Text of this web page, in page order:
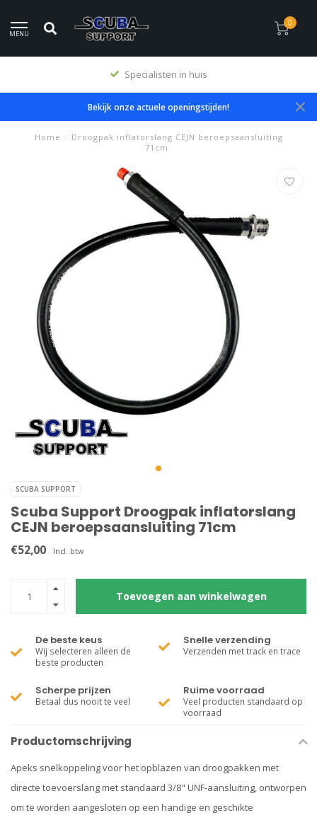
MENU
0
Specialisten in huis
Bekijk onze actuele openingstijden!
Home / Droogpak inflatorslang CEJN beroepsaansluiting
71cm
SCUBA SUPPORT
Scuba Support Droogpak inflatorslang
CEJN beroepsaansluiting 71cm
€52,00 Incl. btw
Toevoegen aan winkelwagen
De beste keus
Wij selecteren alleen de
beste producten
Snelle verzending
Verzenden met track en trace
Scherpe prijzen
Betaal dus nooit te veel
Ruime voorraad
Veel producten standaard op
voorraad
Productomschrijving
Apeks snelkoppeling voor het opblazen van droogpakken met
directe toevoerslang met standaard 3/8" UNF-aansluiting, ontworpen
om te worden aangesloten op een handige en geschikte